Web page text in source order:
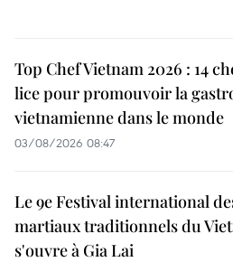
Top Chef Vietnam 2026 : 14
lice pour promouvoir la
vietnamienne dans le monde
03/08/2026 08:47
Le 9e Festival international
martiaux traditionnels du
s'ouvre à Gia Lai